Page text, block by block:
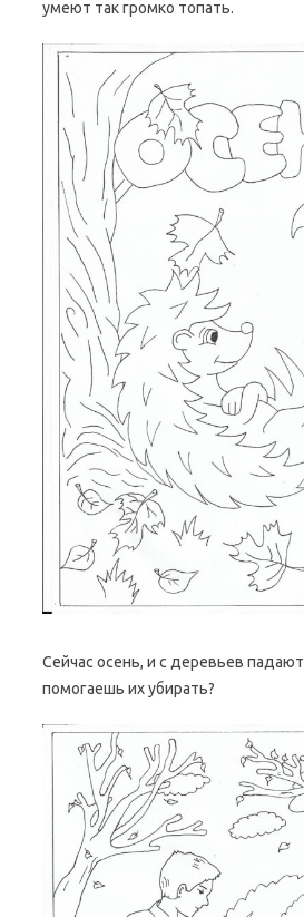
умеют так громко топать.
Сейчас осень, и с деревьев
помогаешь их убирать?